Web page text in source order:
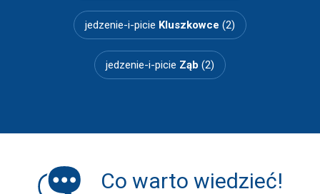
jedzenie-i-picie Kluszkowce (2)
jedzenie-i-picie Ząb (2)
Co warto wiedzieć!